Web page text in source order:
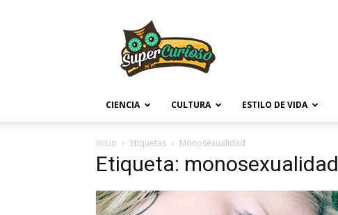
CIENCIA CULTURA ESTILO DE VIDA
Inicio Etiquetas Monosexualidad
Etiqueta: monosexualidad